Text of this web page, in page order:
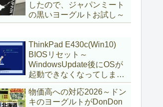
したので、ジャパンミート
の黒いヨーグルトお試し～
ThinkPad E430c(Win10)
BIOSリセット～
WindowsUpdate後にOSが
起動できなくなってしまい
復旧～
物価高への対応2026～ドン
キのヨーグルトがDonDon